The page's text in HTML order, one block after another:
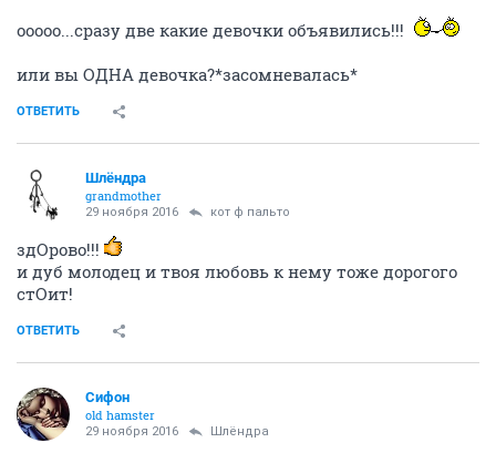
ооооо...сразу две какие девочки объявились!!!
или вы ОДНА девочка?*засомневалась*
ОТВЕТИТЬ
Шлёндра
grandmother
29 ноября 2016 кот ф пальто
здОрово!!!
и дуб молодец и твоя любовь к нему тоже дорогого
стОит!
ОТВЕТИТЬ
Сифон
old hamster
29 ноября 2016 Шлёндра